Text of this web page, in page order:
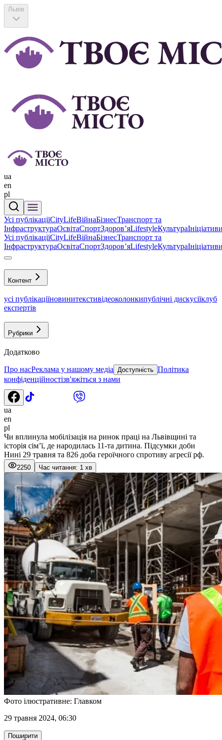
Львів
ua
en
pl
Усі публікаціїCityLifeВійнаБізнесТранспорт та
ІнфраструктураОсвітаСпортЗдоровʼяLifestyleКультура
Усі публікаціїCityLifeВійнаБізнесТранспорт та
ІнфраструктураОсвітаСпортЗдоровʼяLifestyleКультура
Контент
усі публікаціїновинитекстивідеоколонкипублічні дискусіїклуб
експертів
Рубрики
Додатково
Про насРеклама у нашому медіа Доступність Політика
конфіденційностізв'яжіться з нами
ua
en
pl
Чи вплинула мобілізація на ринок праці на Львівщині та
історія сім’ї, де народилась 11-та дитина. Підсумки доби
Нині 29 травня та 826 доба героїчного спротиву агресії рф.
2250 Час читання: 1 хв
Фото ілюстративне: Главком
29 травня 2024, 06:30
Поширити